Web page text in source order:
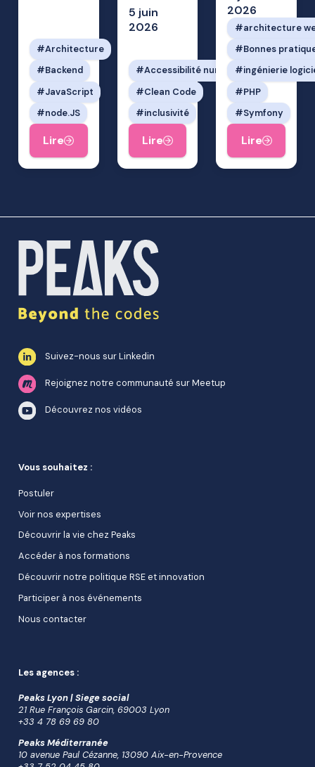
Architecture
Backend
JavaScript
node.JS
Lire
5 juin
2026
Accessibilité numérique
Clean Code
inclusivité
Lire
2026
architecture
Bonnes
ingénierie
PHP
Symfony
Lire
Suivez-nous sur Linkedin
Rejoignez notre communauté sur Meetup
Découvrez nos vidéos
Vous souhaitez :
Postuler
Voir nos expertises
Découvrir la vie chez Peaks
Accéder à nos formations
Découvrir notre politique RSE et innovation
Participer à nos événements
Nous contacter
Les agences :
Peaks Lyon | Siege social
21 Rue François Garcin, 69003 Lyon
+33 4 78 69 69 80
Peaks Méditerranée
10 avenue Paul Cézanne, 13090 Aix-en-Provence